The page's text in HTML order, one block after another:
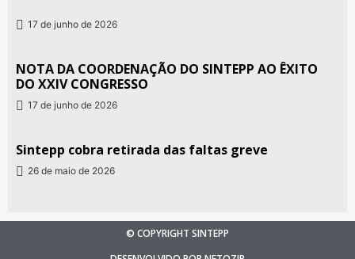
17 de junho de 2026
NOTA DA COORDENAÇÃO DO SINTEPP AO ÊXITO
DO XXIV CONGRESSO
17 de junho de 2026
Sintepp cobra retirada das faltas greve
26 de maio de 2026
© COPYRIGHT SINTEPP